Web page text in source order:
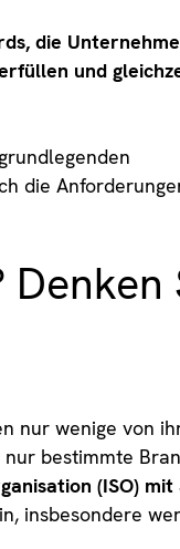
die
und
die
nur wenige von
bestimmte
(ISO) mit
insbesondere